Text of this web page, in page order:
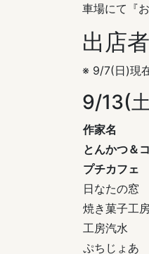
車場にて『
出店
※ 9/7(日)現
9/13(
作家名
とんかつ＆
プチカフェ
日なたの窓
焼き菓子工
工房汽水
ぷちじょあ